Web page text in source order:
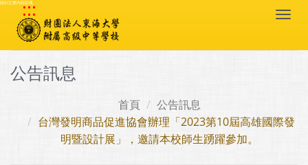
跳到主要內容區塊
:::
公告訊息
首頁
公告訊息
台灣發明商品促進協會辦理「2023第10屆高雄國際發
明暨設計展」，邀請本校師生踴躍參加。